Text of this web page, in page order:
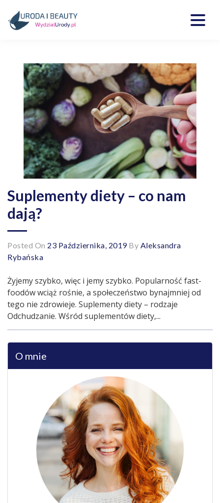
content
Suplementy diety – co nam
dają?
Posted On 23 Października, 2019By Aleksandra
Rybańska
Żyjemy szybko, więc i jemy szybko. Popularność fast-
foodów wciąż rośnie, a społeczeństwo bynajmniej od
tego nie zdrowieje. Suplementy diety – rodzaje
Odchudzanie. Wśród suplementów diety,...
O mnie